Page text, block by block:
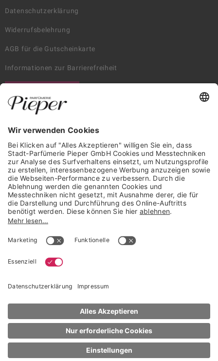
Fantasia
Make-up Schwämmchen, Silikon
€ 2,49
1 Stck.
Datenschutzerklärung
Widerrufsbelehrung
AGB für die Gutscheinkarte
Informationen zur Barrierefreiheit
Trusted Shops Mitglied seit 2010
* unverbindliche Preisempfehlung der Verbundgruppe beauty alliance
NACH OBEN